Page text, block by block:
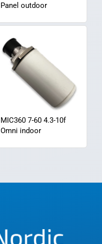
Panel outdoor
MIC360 7-60 4.3-10f
Omni indoor